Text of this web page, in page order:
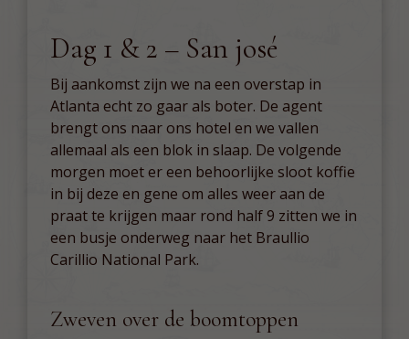
Dag 1 & 2 – San josé
Bij aankomst zijn we na een overstap in
Atlanta echt zo gaar als boter. De agent
brengt ons naar ons hotel en we vallen
allemaal als een blok in slaap. De volgende
morgen moet er een behoorlijke sloot koffie
in bij deze en gene om alles weer aan de
praat te krijgen maar rond half 9 zitten we in
een busje onderweg naar het Braullio
Carillio National Park.
Zweven over de boomtoppen